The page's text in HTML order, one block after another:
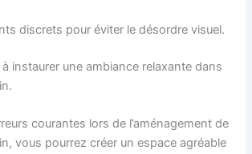
discrets pour éviter le désordre visuel.
instaurer une ambiance relaxante dans
courantes lors de l’aménagement de
vous pourrez créer un espace agréable